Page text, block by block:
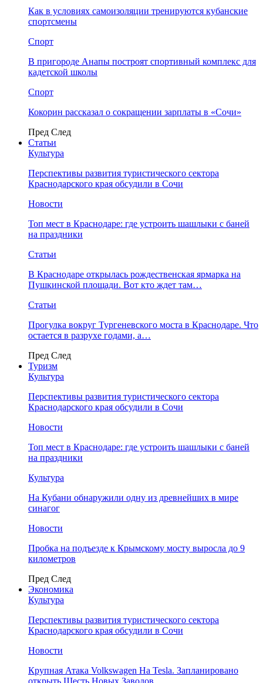
Как в условиях самоизоляции тренируются кубанские
спортсмены
Спорт
В пригороде Анапы построят спортивный комплекс для
кадетской школы
Спорт
Кокорин рассказал о сокращении зарплаты в «Сочи»
Пред След
Статьи
Культура
Перспективы развития туристического сектора
Краснодарского края обсудили в Сочи
Новости
Топ мест в Краснодаре: где устроить шашлыки с баней
на праздники
Статьи
В Краснодаре открылась рождественская ярмарка на
Пушкинской площади. Вот кто ждет там…
Статьи
Прогулка вокруг Тургеневского моста в Краснодаре. Что
остается в разрухе годами, а…
Пред След
Туризм
Культура
Перспективы развития туристического сектора
Краснодарского края обсудили в Сочи
Новости
Топ мест в Краснодаре: где устроить шашлыки с баней
на праздники
Культура
На Кубани обнаружили одну из древнейших в мире
синагог
Новости
Пробка на подъезде к Крымскому мосту выросла до 9
километров
Пред След
Экономика
Культура
Перспективы развития туристического сектора
Краснодарского края обсудили в Сочи
Новости
Крупная Атака Volkswagen На Tesla. Запланировано
открыть Шесть Новых Заводов